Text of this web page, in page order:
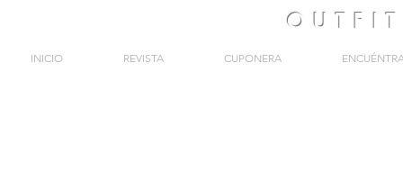
OUTFIT
INICIO REVISTA CUPONERA